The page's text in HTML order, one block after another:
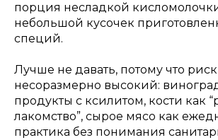
порция несладкой
небольшой кусочек
специй.
Лучше не давать, потому что риск
несоразмерно высокий:
продукты с ксилитом, кости как
лакомство”, сырое мясо как
практика без понимания